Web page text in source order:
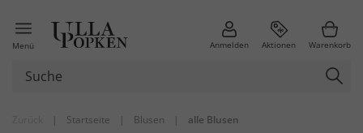
Menü Anmelden Aktionen Warenkorb
| Startseite | Blusen | alle Blusen